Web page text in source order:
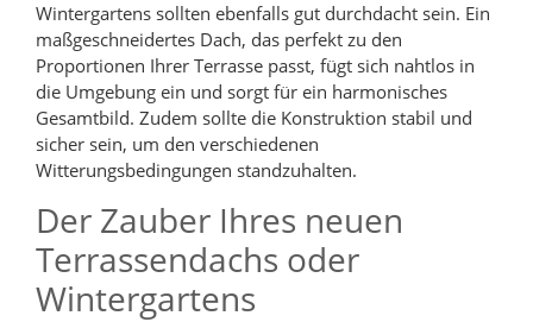
Wintergartens sollten ebenfalls gut durchdacht sein. Ein
maßgeschneidertes Dach, das perfekt zu den
Proportionen Ihrer Terrasse passt, fügt sich nahtlos in
die Umgebung ein und sorgt für ein harmonisches
Gesamtbild. Zudem sollte die Konstruktion stabil und
sicher sein, um den verschiedenen
Witterungsbedingungen standzuhalten.
Der Zauber Ihres neuen
Terrassendachs oder
Wintergartens